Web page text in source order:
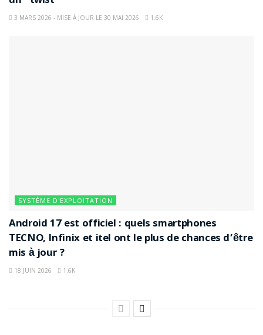
3 MARS 2026 - MISE À JOUR LE 30 MAI 2026 1.6K
SYSTÈME D'EXPLOITATION
Android 17 est officiel : quels smartphones
TECNO, Infinix et itel ont le plus de chances d’être
mis à jour ?
18 JUIN 2026 1.6K